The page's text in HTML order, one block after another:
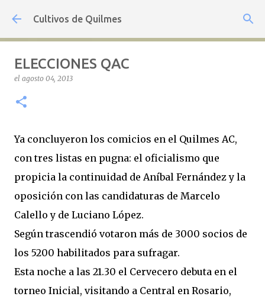
Ir al contenido principal
Cultivos de Quilmes
ELECCIONES QAC
el agosto 04, 2013
Ya concluyeron los comicios en el Quilmes AC,
con tres listas en pugna: el oficialismo que
propicia la continuidad de Aníbal Fernández y la
oposición con las candidaturas de Marcelo
Calello y de Luciano López.
Según trascendió votaron más de 3000 socios de
los 5200 habilitados para sufragar.
Esta noche a las 21.30 el Cervecero debuta en el
torneo Inicial, visitando a Central en Rosario,